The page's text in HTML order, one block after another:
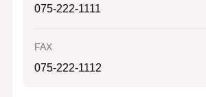
075-222-1111
FAX
075-222-1112